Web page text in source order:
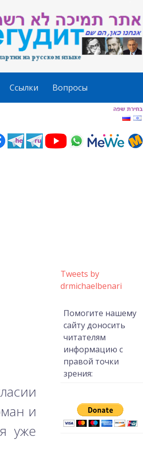
Ссылки Вопросы
и
уже
Tweets by
drmichaelbenari
Помогите нашему
сайту доносить
читателям
информацию с
правой точки
зрения: